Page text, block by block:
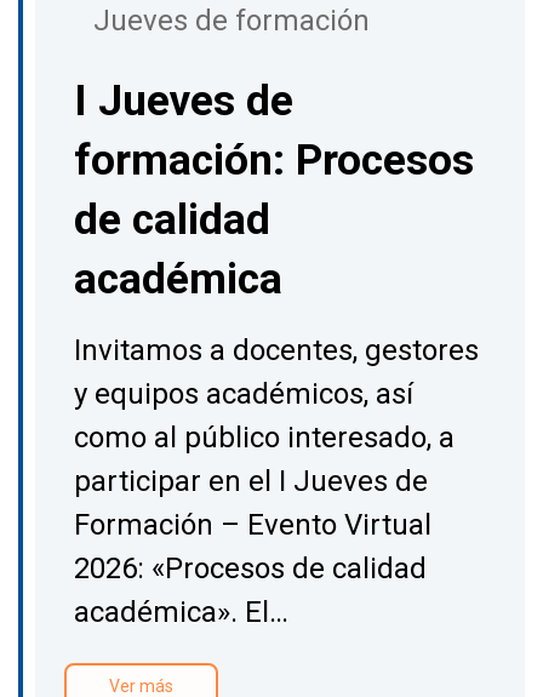
Jueves de formación
I Jueves de
formación: Procesos
de calidad
académica
Invitamos a docentes, gestores
y equipos académicos, así
como al público interesado, a
participar en el I Jueves de
Formación – Evento Virtual
2026: «Procesos de calidad
académica». El…
Ver más